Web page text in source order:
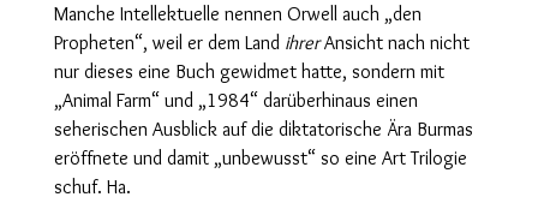
Manche Intellektuelle nennen Orwell auch „den
Propheten“, weil er dem Land ihrerAnsicht nach nicht
nur dieses eine Buch gewidmet hatte, sondern mit
„Animal Farm“ und „1984“ darüberhinaus einen
seherischen Ausblick auf die diktatorische Ära Burmas
eröffnete und damit „unbewusst“ so eine Art Trilogie
schuf. Ha.